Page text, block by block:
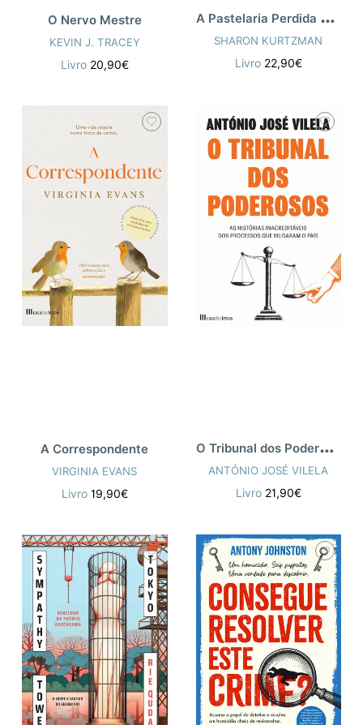
O Nervo Mestre
KEVIN J. TRACEY
Livro 20,90€
A
Pastelaria Perdida de Viena
SHARON KURTZMAN
Livro 22,90€
A Correspondente
VIRGINIA EVANS
Livro 19,90€
O
Tribunal dos Poderosos
ANTÓNIO JOSÉ VILELA
Livro 21,90€